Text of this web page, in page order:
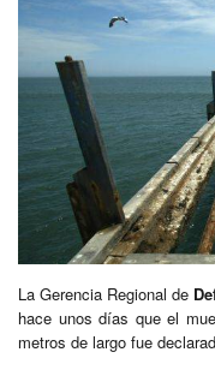
La Gerencia Regional de
hace unos días que el
metros de largo fue